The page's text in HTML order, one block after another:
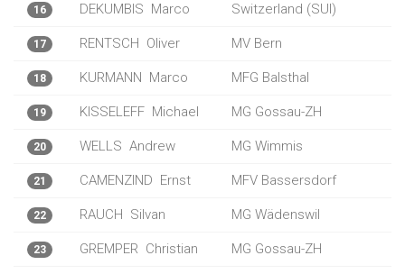
16 DEKUMBIS Marco Switzerland (SUI)
17 RENTSCH Oliver MV Bern
18 KURMANN Marco MFG Balsthal
19 KISSELEFF Michael MG Gossau-ZH
20 WELLS Andrew MG Wimmis
21 CAMENZIND Ernst MFV Bassersdorf
22 RAUCH Silvan MG Wädenswil
23 GREMPER Christian MG Gossau-ZH